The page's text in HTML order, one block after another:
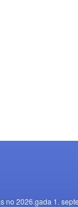
no 2026.gada 1.